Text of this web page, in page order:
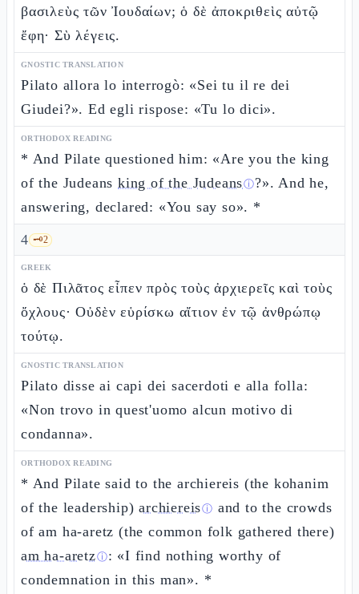
βασιλεὺς τῶν Ἰουδαίων; ὁ δὲ ἀποκριθεὶς αὐτῷ
ἔφη· Σὺ λέγεις.
GNOSTIC TRANSLATION
Pilato allora lo interrogò: «Sei tu il re dei
Giudei?». Ed egli rispose: «Tu lo dici».
ORTHODOX READING
* And Pilate questioned him: «Are you the king
of the Judeansking of the Judeansⓘ?». And he,
answering, declared: «You say so». *
4 🗝️2
GREEK
ὁ δὲ Πιλᾶτος εἶπεν πρὸς τοὺς ἀρχιερεῖς καὶ τοὺς
ὄχλους· Οὐδὲν εὑρίσκω αἴτιον ἐν τῷ ἀνθρώπῳ
τούτῳ.
GNOSTIC TRANSLATION
Pilato disse ai capi dei sacerdoti e alla folla:
«Non trovo in quest'uomo alcun motivo di
condanna».
ORTHODOX READING
* And Pilate said to the archiereis (the kohanim
of the leadership)archiereisⓘ and to the crowds
of am ha-aretz (the common folk gathered there)
am ha-aretzⓘ: «I find nothing worthy of
condemnation in this man». *